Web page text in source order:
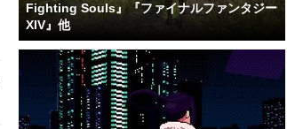
Fighting Souls』『ファイナルファンタジー
XIV』他